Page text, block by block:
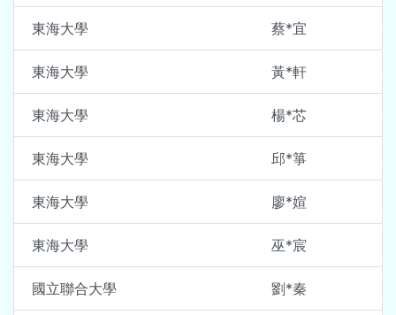
東海大學 蔡*宜
東海大學 黃*軒
東海大學 楊*芯
東海大學 邱*箏
東海大學 廖*媗
東海大學 巫*宸
國立聯合大學 劉*秦